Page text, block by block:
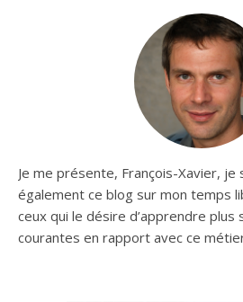
Je me présente, François-Xavier, je
également ce blog sur mon temps
ceux qui le désire d’apprendre plus
courantes en rapport avec ce